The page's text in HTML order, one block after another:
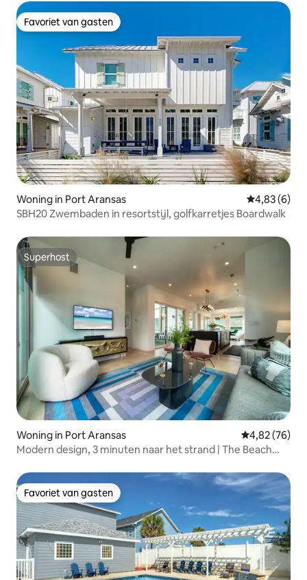
Favoriet van gasten
Favoriet van gasten
Woning in Port Aransas Gemiddelde
4,83 (6)
SBH20 Zwembaden in resortstijl, golfkarretjes Boardwalk
Superhost
Superhost
Woning in Port Aransas Gemiddelde
4,82 (76)
Modern design, 3 minuten naar het strand | The Beach
Favoriet van gasten
Favoriet van gasten